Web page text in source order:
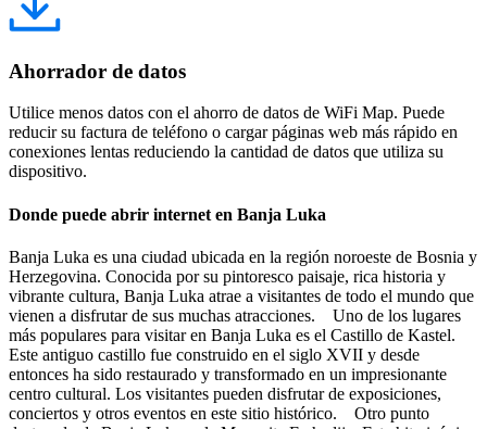
Ahorrador de datos
Utilice menos datos con el ahorro de datos de WiFi Map. Puede
reducir su factura de teléfono o cargar páginas web más rápido en
conexiones lentas reduciendo la cantidad de datos que utiliza su
dispositivo.
Donde puede abrir internet en Banja Luka
Banja Luka es una ciudad ubicada en la región noroeste de Bosnia y
Herzegovina. Conocida por su pintoresco paisaje, rica historia y
vibrante cultura, Banja Luka atrae a visitantes de todo el mundo que
vienen a disfrutar de sus muchas atracciones. Uno de los lugares
más populares para visitar en Banja Luka es el Castillo de Kastel.
Este antiguo castillo fue construido en el siglo XVII y desde
entonces ha sido restaurado y transformado en un impresionante
centro cultural. Los visitantes pueden disfrutar de exposiciones,
conciertos y otros eventos en este sitio histórico. Otro punto